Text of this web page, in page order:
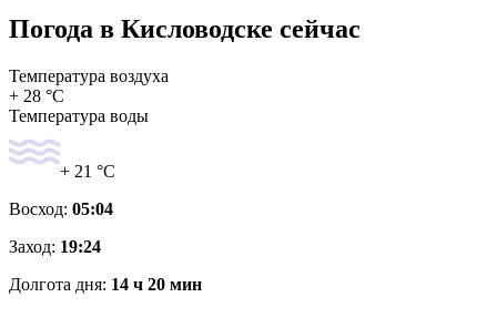
Погода в Кисловодске сейчас
Температура воздуха
+ 28 °C
Температура воды
+ 21 °C
Восход: 05:04
Заход: 19:24
Долгота дня: 14 ч 20 мин